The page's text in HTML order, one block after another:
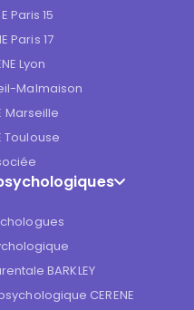
Paris 15
Paris 17
Lyon
Malmaison
Marseille
Toulouse
BARKLEY
CERENE